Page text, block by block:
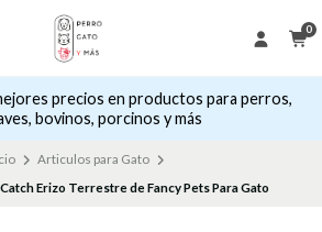
0
precios en productos para perros,
bovinos, porcinos y más
Articulos para Gato
Erizo Terrestre de Fancy Pets Para Gato